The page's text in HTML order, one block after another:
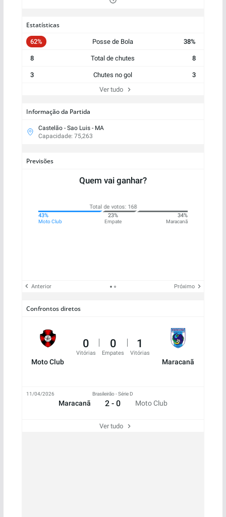
Estatísticas
62% Posse de Bola 38%
8 Total de chutes 8
3 Chutes no gol
3
Ver tudo
Informação da Partida
Castelão - Sao Luis - MA
Capacidade: 75,263
Previsões
Quem vai ganhar?
Total de votos: 168
43%
Moto Club
23%
Empate
34%
Maracanã
Anterior Próximo
Confrontos diretos
Moto Club
0
Vitórias
0
Empates
1
Vitórias
Maracanã
Maracanã
Brasileirão - Série D
2 - 0 Moto Club
11/04/2026
Ver tudo